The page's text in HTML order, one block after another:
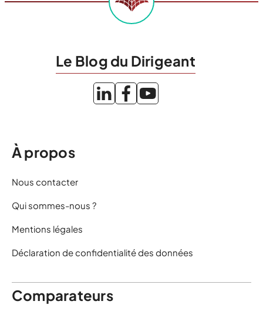
Le Blog du Dirigeant
À propos
Nous contacter
Qui sommes-nous ?
Mentions légales
Déclaration de confidentialité des données
Comparateurs